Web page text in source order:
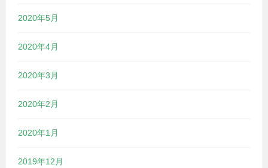
2020年5月
2020年4月
2020年3月
2020年2月
2020年1月
2019年12月